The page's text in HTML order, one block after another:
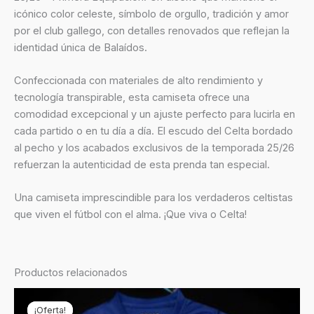
icónico color celeste, símbolo de orgullo, tradición y amor
por el club gallego, con detalles renovados que reflejan la
identidad única de Balaídos.
Confeccionada con materiales de alto rendimiento y
tecnología transpirable, esta camiseta ofrece una
comodidad excepcional y un ajuste perfecto para lucirla en
cada partido o en tu día a día. El escudo del Celta bordado
al pecho y los acabados exclusivos de la temporada 25/26
refuerzan la autenticidad de esta prenda tan especial.
Una camiseta imprescindible para los verdaderos celtistas
que viven el fútbol con el alma. ¡Que viva o Celta!
Productos relacionados
¡Oferta!
¡Oferta!
precio
precio